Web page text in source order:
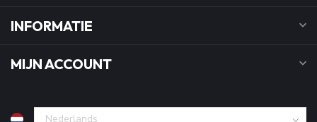
INFORMATIE
MIJN ACCOUNT